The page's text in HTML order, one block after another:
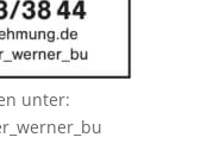
unter: